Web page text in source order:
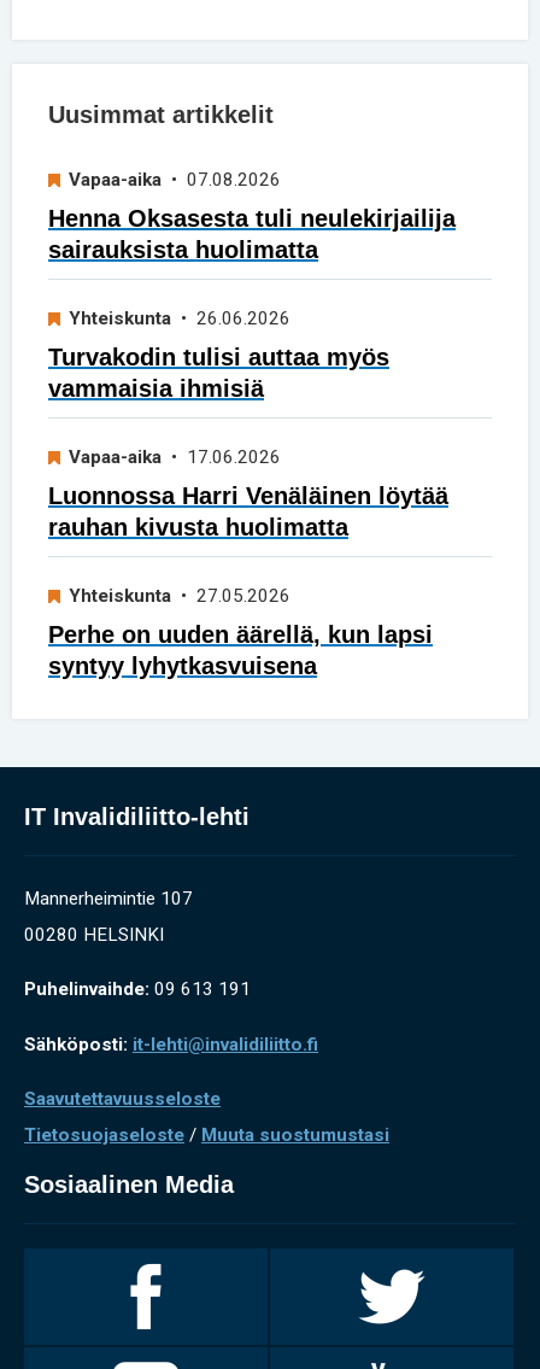
Uusimmat artikkelit
Vapaa-aika • 07.08.2026
Henna Oksasesta tuli neulekirjailija
sairauksista huolimatta
Yhteiskunta • 26.06.2026
Turvakodin tulisi auttaa myös
vammaisia ihmisiä
Vapaa-aika • 17.06.2026
Luonnossa Harri Venäläinen löytää
rauhan kivusta huolimatta
Yhteiskunta • 27.05.2026
Perhe on uuden äärellä, kun lapsi
syntyy lyhytkasvuisena
IT Invalidiliitto-lehti
Mannerheimintie 107
00280 HELSINKI
Puhelinvaihde: 09 613 191
Sähköposti: it-lehti@invalidiliitto.fi
Saavutettavuusseloste
Tietosuojaseloste / Muuta suostumustasi
Sosiaalinen Media
Facebookissa
Twitterissä
Invalidiliitto